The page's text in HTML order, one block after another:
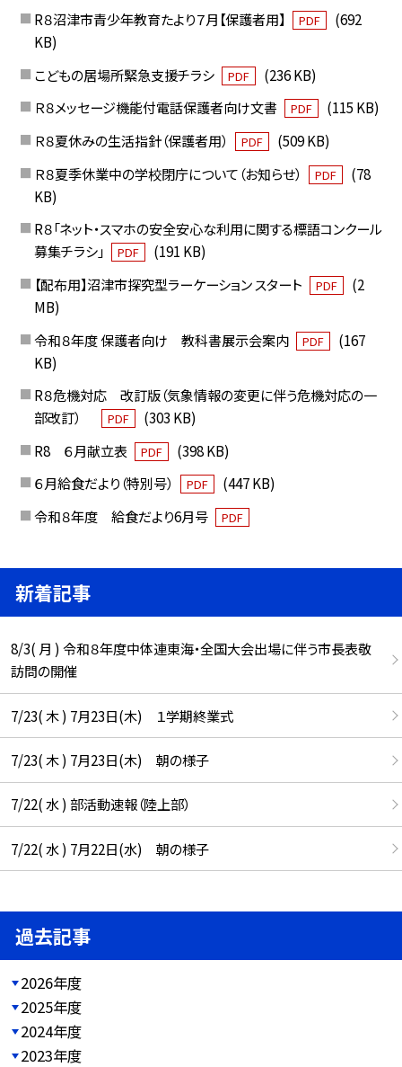
R８沼津市青少年教育たより７月【保護者用】 PDF
(692
KB)
こどもの居場所緊急支援チラシ
PDF
(236 KB)
Ｒ８メッセージ機能付電話保護者向け文書
PDF
(115 KB)
Ｒ８夏休みの生活指針（保護者用）
PDF
(509 KB)
Ｒ８夏季休業中の学校閉庁について（お知らせ）
PDF
(78
KB)
R８「ネット・スマホの安全安心な利用に関する標語コンクール
募集チラシ」
PDF
(191 KB)
【配布用】沼津市探究型ラーケーション スタート
PDF
(2
MB)
令和８年度 保護者向け 教科書展示会案内
PDF
(167
KB)
R８危機対応 改訂版（気象情報の変更に伴う危機対応の一
部改訂）
PDF
(303 KB)
R8 ６月献立表
PDF
(398 KB)
６月給食だより（特別号）
PDF
(447 KB)
令和８年度 給食だより6月号
PDF
新着記事
8/3( 月 ) 令和８年度中体連東海・全国大会出場に伴う市長表敬
訪問の開催
7/23( 木 ) 7月23日(木) １学期終業式
7/23( 木 ) 7月23日(木) 朝の様子
7/22( 水 ) 部活動速報（陸上部）
7/22( 水 ) 7月22日(水) 朝の様子
過去記事
2026年度
2025年度
2024年度
2023年度